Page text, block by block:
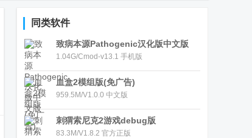
同类软件
致病本源Pathogenic汉化版中文版
1.04G/Cmod-v13.1 手机版
血盒2模组版(免广告)
959.5M/V1.0.0 中文版
刺猬索尼克2游戏debug版
83.3M/V1.8.2 官方正版